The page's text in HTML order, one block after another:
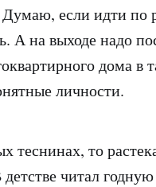
Думаю, если идти по
А на выходе надо
дома в
личности.
теснинах, то
читал